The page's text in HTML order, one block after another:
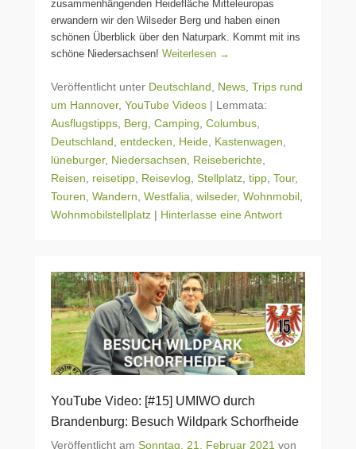
zusammenhängenden Heidefläche Mitteleuropas
erwandern wir den Wilseder Berg und haben einen
schönen Überblick über den Naturpark. Kommt mit ins
schöne Niedersachsen! Weiterlesen →
Veröffentlicht unter Deutschland News Trips rund
um Hannover, YouTube Videos | Lemmata:
Ausflugstipps Berg Camping Columbus
Deutschland entdecken Heide Kastenwagen
lüneburger, Niedersachsen Reiseberichte
Reisen
reisetipp Reisevlog Stellplatz tipp Tour,
Touren Wandern Westfalia wilseder, Wohnmobil
Wohnmobilstellplatz | Hinterlasse eine Antwort
YouTube Video: [#15] UMIWO durch
Brandenburg: Besuch Wildpark Schorfheide
Veröffentlicht am Sonntag, 21. Februar 2021 von